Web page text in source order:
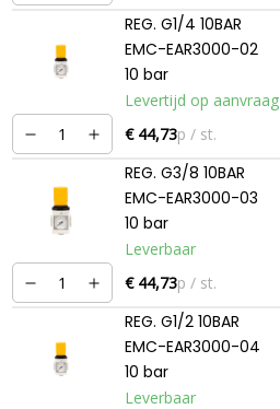
REG. G1/4 10BAR
EMC-EAR3000-02
10 bar
Levertijd op aanvraag
€ 44,73p / st.
REG. G3/8 10BAR
EMC-EAR3000-03
10 bar
Leverbaar
€ 44,73p / st.
REG. G1/2 10BAR
EMC-EAR3000-04
10 bar
Leverbaar